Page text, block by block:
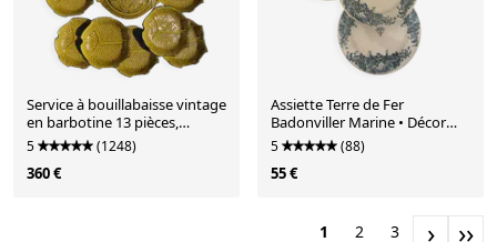
Service à bouillabaisse vintage
en barbotine 13 pièces,
années70
5 (1248)
360 €
Assiette Terre de Fer
Badonviller Marine • Décor
bleu romantique • Ass
5 (88)
55 €
1 2 3 › ››